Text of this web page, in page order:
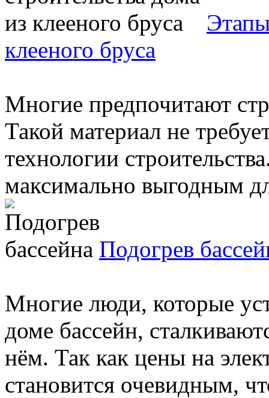
клееного бруса
Многие предпочитают
Такой материал не
технологии
максимально выгодным
Подогрев
Многие люди, которые
доме бассейн,
нём. Так как цены на
становится очевидным,